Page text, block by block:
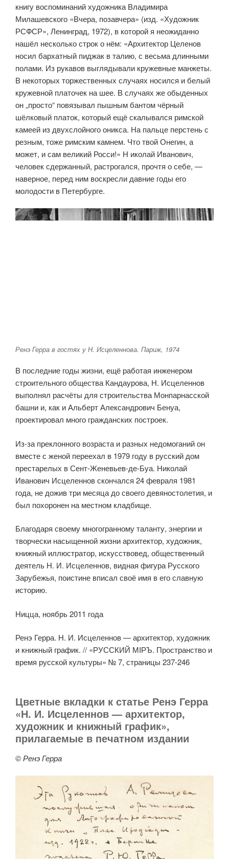
книгу воспо­минаний художника Владимира
Милашевского «Вчера, позавчера» (изд. «Художник
РСФСР», Ленинград, 1972), в которой я неожиданно
нашёл несколько строк о нём: «Архитектор Целенов
носил бархатный пиджак в талию, с весьма длинными
полами. Из рукавов выглядывали кружевные манжеты.
В некоторых торжественных случаях носился и белый
кружев­ной платочек на шее. В случаях же обыденных
он „просто“ повязывал пышным бантом чёрный
шёлковый платок, который ещё скалывался римской
камеей из двухслойного оникса. На пальце перстень с
резным, тоже римским камнем. Что твой Онегин, а
может, и сам великий Росси!» Н иколай Иванович,
человек сдержанный, растрогался, прочтя о себе, —
наверное, перед ним воскресли давние годы его
молодости в Петербурге.
Ренэ Герра в гостях у Н. Исцеленнова. Париж, 1974
В последние годы жизни, ещё работая инженером
строительного общества Кандаурова, Н. Исцеленнов
выполнял расчёты для строительства Монпарнасской
башни и, как и Альберт Александрович Бенуа,
проектиро­вал много гражданских построек.
Из-за преклонного возраста и разных недомоганий он
вместе с женой переехал в 1979 году в русский дом
престарелых в Сент-Женевьев-де-Буа. Николай
Иванович Исцеленнов скончался 24 февраля 1981
года, не дожив три месяца до своего девяностолетия, и
был похоронен на местном кладбище.
Благодаря своему многогранному таланту, энергии и
творчески насы­щенной жизни архитектор, художник,
книжный иллюстратор, искусство­вед, общественный
деятель Н. И. Исцеленнов, видная фигура Русского
Зарубежья, поистине вписал своё имя в его славную
историю.
Ницца, ноябрь 2011 года
Ренэ Герра. Н. И. Исцеленнов — архитектор, художник
и книжный график. // «РУССКИЙ МIРЪ. Пространство и
время русской культуры» № 7, страницы 237-246
Цветные вкладки к статье Ренэ Герра
«Н. И. Исцеленнов — архитектор,
художник и книжный график»,
прилагаемые в печатном издании
© Ренэ Герра